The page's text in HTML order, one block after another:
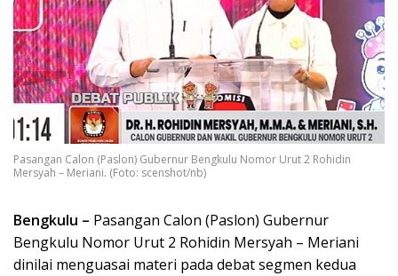
Pasangan Calon (Paslon) Gubernur Bengkulu Nomor Urut 2 Rohidin
Mersyah – Meriani. (Foto: scenshot/nb)
Bengkulu – Pasangan Calon (Paslon) Gubernur
Bengkulu Nomor Urut 2 Rohidin Mersyah – Meriani
dinilai menguasai materi pada debat segmen kedua